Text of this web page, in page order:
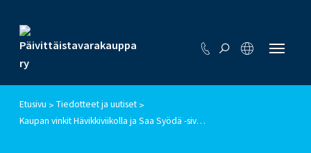
Etusivu > Tiedotteet ja uutiset >
Kaupan vinkit Hävikkiviikolla ja Saa Syödä -sivustolla